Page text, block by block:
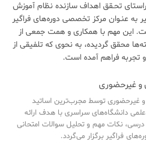
تحـقق اهداف سازنده نظام آموزش
به عنـوان مرکز تخصصی دوره‌های فراگیر
این مهم با همکاری و همت جمعی از
محقق گردیده، به نحوی که تلفیقی از
فراهم آمده است.
و غیرحضوری
توسط مجرب‌ترین اساتید
دانشگاه‌های سراسری با هدف ارائه
نکات مهم و تحلیل سوالات امتحانی
فراگیر برگزار می‌گردد.